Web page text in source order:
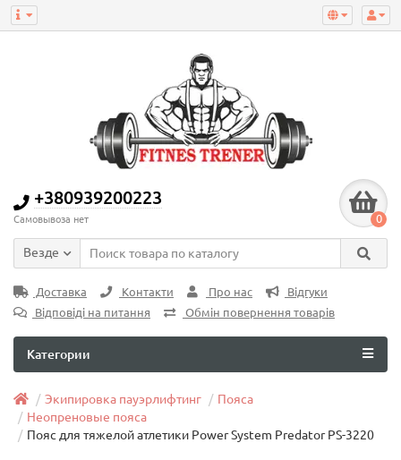
+380939200223
Самовывоза нет 0
Везде
Доставка Контакти Про нас
Відгуки
Відповіді на питання
Обмін повернення товарів
Категории
Экипировка пауэрлифтинг
Пояса
Неопреновые пояса
Пояс для тяжелой атлетики Power System Predator PS-3220